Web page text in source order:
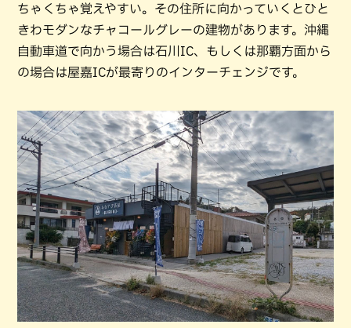
ちゃくちゃ覚えやすい。その住所に向かっていくとひと
きわモダンなチャコールグレーの建物があります。沖縄
自動車道で向かう場合は石川IC、もしくは那覇方面から
の場合は屋嘉ICが最寄りのインターチェンジです。